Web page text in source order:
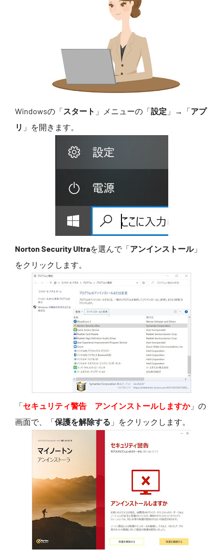
Windowsの「スタート 」メニューの「設定 」→「アプ
リ 」を開きます。
Norton Security Ultraを選んで「アンインストール」
をクリックします。
「セキュリティ警告 アンインストールしますか」の
画面で、「保護を解除する 」をクリックします。